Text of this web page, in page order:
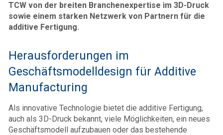
TCW von der breiten Branchenexpertise im 3D-Druck
sowie einem starken Netzwerk von Partnern für die
additive Fertigung.
Herausforderungen im
Geschäftsmodelldesign für Additive
Manufacturing
Als innovative Technologie bietet die additive Fertigung,
auch als 3D-Druck bekannt, viele Möglichkeiten, ein neues
Geschäftsmodell aufzubauen oder das bestehende